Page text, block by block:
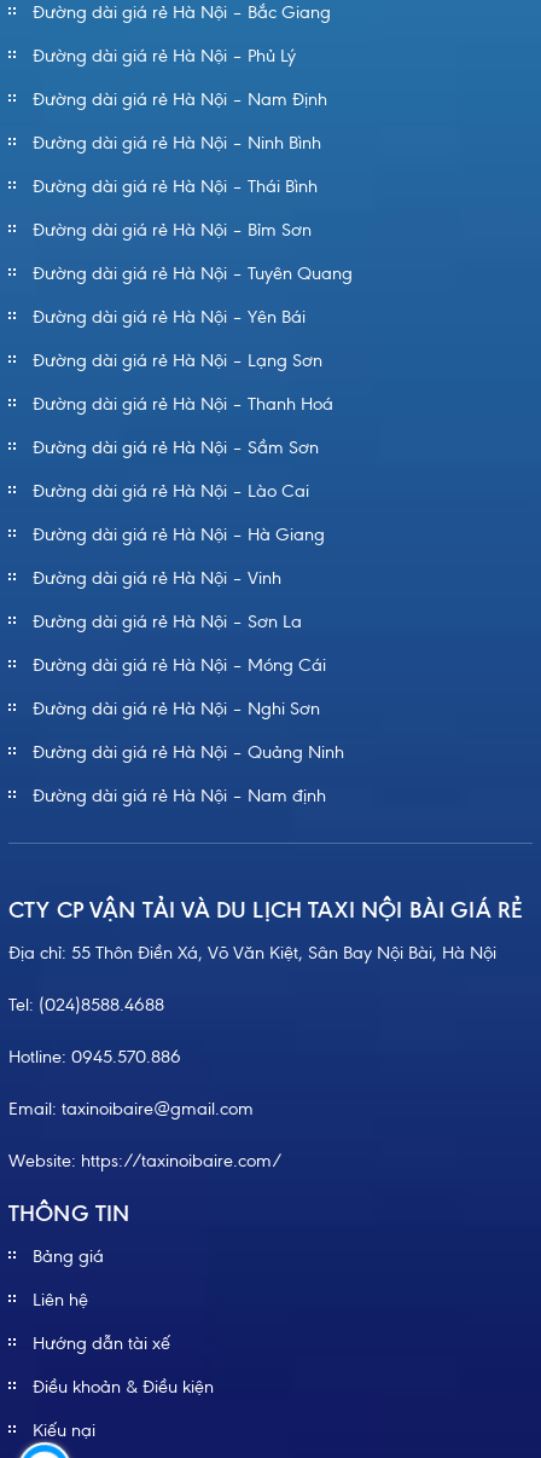
Đường dài giá rẻ Hà Nội – Bắc Giang
Đường dài giá rẻ Hà Nội – Phủ Lý
Đường dài giá rẻ Hà Nội – Nam Định
Đường dài giá rẻ Hà Nội – Ninh Bình
Đường dài giá rẻ Hà Nội – Thái Bình
Đường dài giá rẻ Hà Nội – Bỉm Sơn
Đường dài giá rẻ Hà Nội – Tuyên Quang
Đường dài giá rẻ Hà Nội – Yên Bái
Đường dài giá rẻ Hà Nội – Lạng Sơn
Đường dài giá rẻ Hà Nội – Thanh Hoá
Đường dài giá rẻ Hà Nội – Sầm Sơn
Đường dài giá rẻ Hà Nội – Lào Cai
Đường dài giá rẻ Hà Nội – Hà Giang
Đường dài giá rẻ Hà Nội – Vinh
Đường dài giá rẻ Hà Nội – Sơn La
Đường dài giá rẻ Hà Nội – Móng Cái
Đường dài giá rẻ Hà Nội – Nghi Sơn
Đường dài giá rẻ Hà Nội – Quảng Ninh
Đường dài giá rẻ Hà Nội – Nam định
CTY CP VẬN TẢI VÀ DU LỊCH TAXI NỘI BÀI GIÁ RẺ
Địa chỉ: 55 Thôn Điền Xá, Võ Văn Kiệt, Sân Bay Nội Bài, Hà Nội
Tel: (024)8588.4688
Hotline: 0945.570.886
Email: taxinoibaire@gmail.com
Website: https://taxinoibaire.com/
THÔNG TIN
Bảng giá
Liên hệ
Hướng dẫn tài xế
Điều khoản & Điều kiện
Kiếu nại